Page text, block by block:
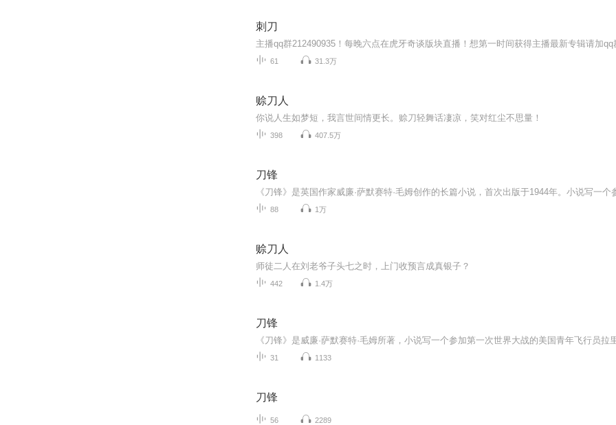
刺刀
主播qq群212490935！每晚六点在虎牙奇谈版块直播！想第一时间获得主播最新专辑请加qq
61 31.3万
赊刀人
你说人生如梦短，我言世间情更长。赊刀轻舞话凄凉，笑对红尘不思量！
398 407.5万
刀锋
88 1万
赊刀人
师徒二人在刘老爷子头七之时，上门收预言成真银子？
442 1.4万
刀锋
31 1133
刀锋
56 2289